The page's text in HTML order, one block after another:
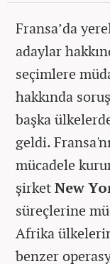
Fransa’da
adaylar
seçimlere
hakkında
başka
geldi.
mücadele
şirketNew
süreçlerine
Afrika
benzer